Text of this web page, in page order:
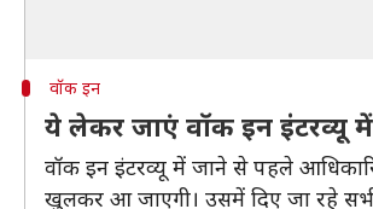
वॉक इन
ये लेकर जाएं वॉक इन इंटरव्यू में
वॉक इन इंटरव्यू में जाने से पहले
खुलकर आ जाएगी। उसमें दिए जा रहे